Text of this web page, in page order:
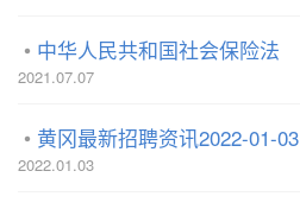
中华人民共和国社会保险法
2021.07.07
黄冈最新招聘资讯2022-01-03
2022.01.03